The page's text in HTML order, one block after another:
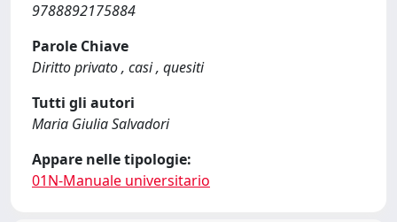
9788892175884
Parole Chiave
Diritto privato , casi , quesiti
Tutti gli autori
Maria Giulia Salvadori
Appare nelle tipologie:
01N-Manuale universitario